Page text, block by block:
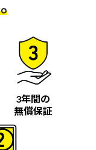
3年間の
無償保証